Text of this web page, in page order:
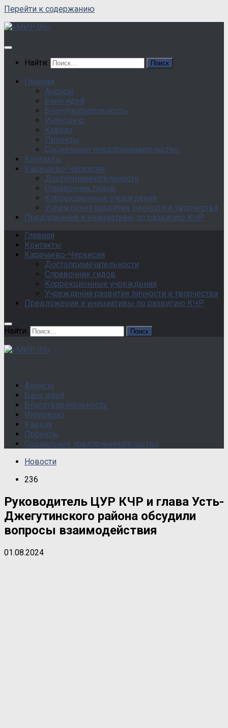
Перейти к содержанию
Найти:
Главная
Анонсы
Банк идей
Благотворительность
Интервью
Кавказ
Проекты
Социальное предпринимательство
Контакты
Карачаево-Черкесия
Достопримечательности
Справочник гидов
Коррекционные учреждения
Учреждения развития личности и творчества
Предложения и инициативы по развитию КЧР
Главная
Контакты
Карачаево-Черкесия
Достопримечательности
Справочник гидов
Коррекционные учреждения
Учреждения развития личности и творчества
Предложения и инициативы по развитию КЧР
Найти:
Анонсы
Банк идей
Благотворительность
Интервью
Кавказ
Проекты
Социальное предпринимательство
Новости
236
Руководитель ЦУР КЧР и глава Усть-
Джегутинского района обсудили
вопросы взаимодействия
01.08.2024